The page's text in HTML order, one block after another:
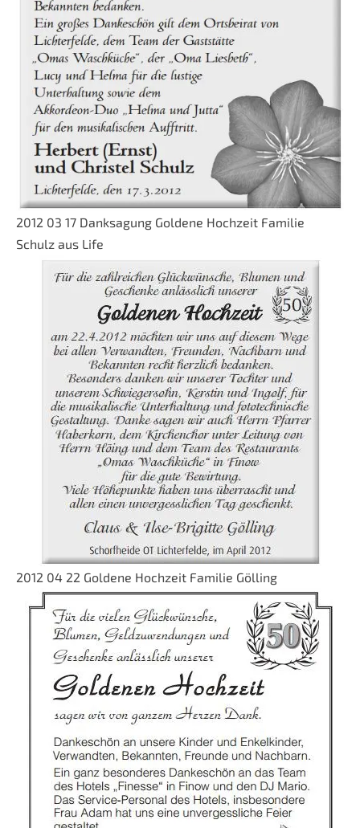
2012 03 17 Danksagung Goldene Hochzeit Familie
Schulz aus Life
2012 04 22 Goldene Hochzeit Familie Gölling